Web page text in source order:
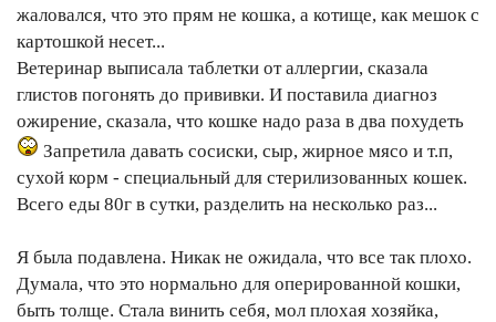
жаловался, что это прям не кошка, а котище, как мешок с
картошкой несет...
Ветеринар выписала таблетки от аллергии, сказала
глистов погонять до прививки. И поставила диагноз
ожирение, сказала, что кошке надо раза в два похудеть
Запретила давать сосиски, сыр, жирное мясо и т.п,
сухой корм - специальный для стерилизованных кошек.
Всего еды 80г в сутки, разделить на несколько раз...
Я была подавлена. Никак не ожидала, что все так плохо.
Думала, что это нормально для оперированной кошки,
быть толще. Стала винить себя, мол плохая хозяйка,